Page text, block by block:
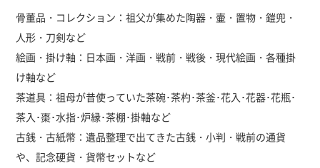
骨董品・コレクション：祖父が集めた陶器・壷・置物・鎧兜・
人形・刀剣など
絵画・掛け軸：日本画・洋画・戦前・戦後・現代絵画・各種掛
け軸など
茶道具：祖母が昔使っていた茶碗･茶杓･茶釜･花入･花器･花瓶･
茶入･棗･水指･炉縁･茶棚･掛軸など
古銭・古紙幣：遺品整理で出てきた古銭・小判・戦前の通貨
や、記念硬貨・貨幣セットなど